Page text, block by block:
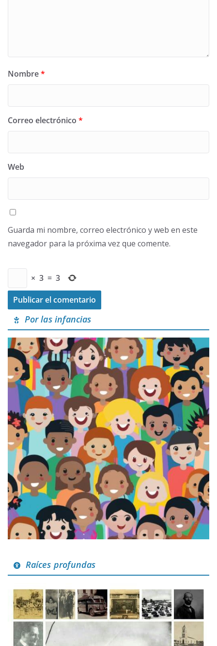
Nombre*
Correo electrónico *
Web
Guarda mi nombre, correo electrónico y web en este
navegador para la próxima vez que comente.
× 3 = 3
Por las infancias
Raíces profundas